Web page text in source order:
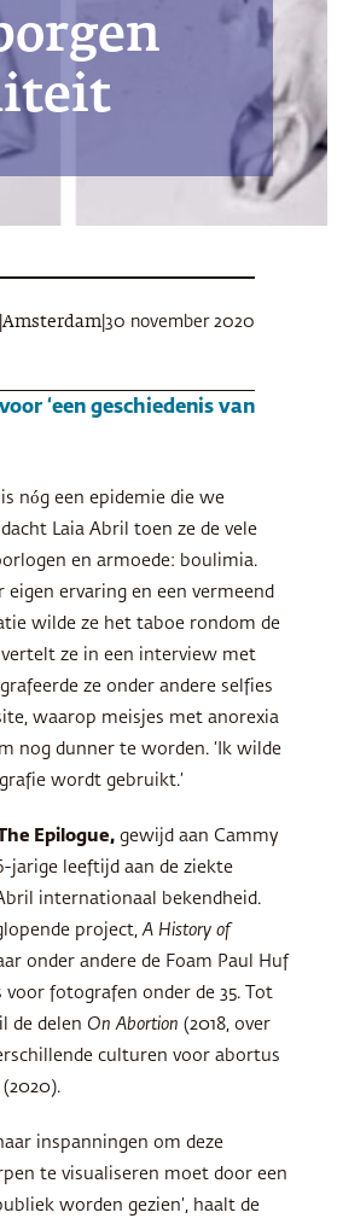
Amsterdam 30 november 2020
‘een geschiedenis van
nóg een epidemie die we
Laia Abril toen ze de vele
en armoede: boulimia.
eigen ervaring en een vermeend
wilde ze het taboe rondom de
ze in een interview met
ze onder andere selfies
waarop meisjes met anorexia
nog dunner te worden. ‘Ik wilde
wordt gebruikt.’
Epilogue, gewijd aan Cammy
jarige leeftijd aan de ziekte
internationaal bekendheid.
project, A History of
onder andere de Foam Paul Huf
fotografen onder de 35. Tot
de delen On Abortion (2018, over
culturen voor abortus
(2020).
inspanningen om deze
te visualiseren moet door een
worden gezien’, haalt de